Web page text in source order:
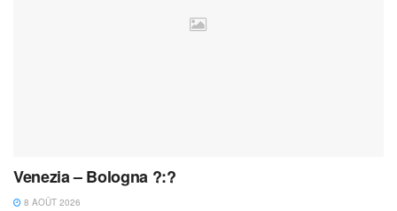
Venezia – Bologna ?:?
8 AOÛT 2026